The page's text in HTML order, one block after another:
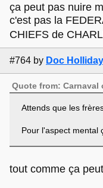
ça peut pas nuire
c'est pas la
CHIEFS de
#764 by Doc Holliday
Quote from: Carnaval
Attends que les
Pour l'aspect mental
tout comme ça